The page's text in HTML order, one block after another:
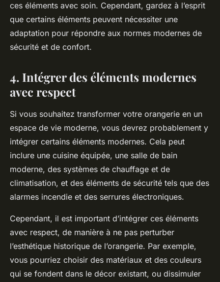
ces éléments avec soin. Cependant, gardez à l’esprit
que certains éléments peuvent nécessiter une
adaptation pour répondre aux normes modernes de
sécurité et de confort.
4. Intégrer des éléments modernes
avec respect
Si vous souhaitez transformer votre orangerie en un
espace de vie moderne, vous devrez probablement y
intégrer certains éléments modernes. Cela peut
inclure une cuisine équipée, une salle de bain
moderne, des systèmes de chauffage et de
climatisation, et des éléments de sécurité tels que des
alarmes incendie et des serrures électroniques.
Cependant, il est important d’intégrer ces éléments
avec respect, de manière à ne pas perturber
l’esthétique historique de l’orangerie. Par exemple,
vous pourriez choisir des matériaux et des couleurs
qui se fondent dans le décor existant, ou dissimuler